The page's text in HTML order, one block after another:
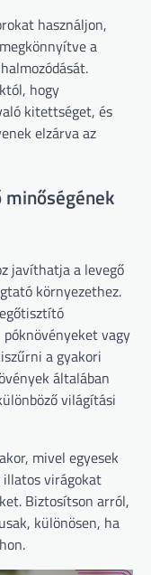
használjon,
a
hogy
kitettséget, és
elzárva az
javíthatja a levegő
környezethez.
vagy
a gyakori
általában
világítási
mivel egyesek
virágokat
Biztosítson arról,
különösen, ha